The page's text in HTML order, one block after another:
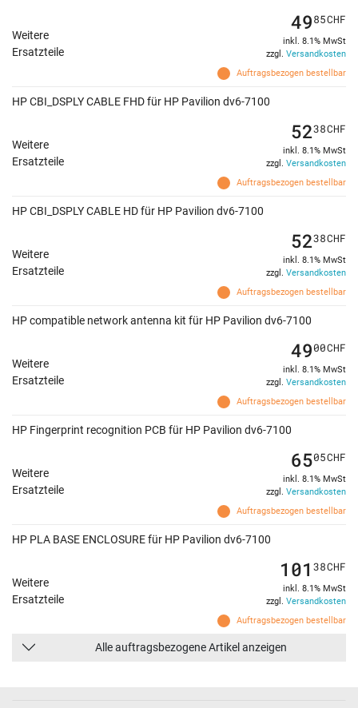
Weitere
Ersatzteile
Auftragsbezogen bestellbar
4985CHF
inkl. 8.1% MwSt
zzgl. Versandkosten
HP CBI_DSPLY CABLE FHD für HP Pavilion dv6-7100
Weitere
Ersatzteile
Auftragsbezogen bestellbar
5238CHF
inkl. 8.1% MwSt
zzgl. Versandkosten
HP CBI_DSPLY CABLE HD für HP Pavilion dv6-7100
Weitere
Ersatzteile
Auftragsbezogen bestellbar
5238CHF
inkl. 8.1% MwSt
zzgl. Versandkosten
HP compatible network antenna kit für HP Pavilion dv6-7100
Weitere
Ersatzteile
Auftragsbezogen bestellbar
4900CHF
inkl. 8.1% MwSt
zzgl. Versandkosten
HP Fingerprint recognition PCB für HP Pavilion dv6-7100
Weitere
Ersatzteile
Auftragsbezogen bestellbar
6505CHF
inkl. 8.1% MwSt
zzgl. Versandkosten
HP PLA BASE ENCLOSURE für HP Pavilion dv6-7100
Weitere
Ersatzteile
Auftragsbezogen bestellbar
101 38CHF
inkl. 8.1% MwSt
zzgl. Versandkosten
Alle auftragsbezogene Artikel anzeigen